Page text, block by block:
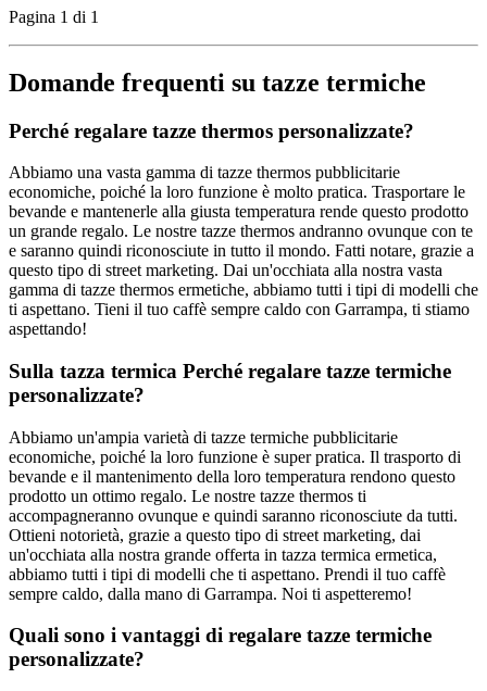
Pagina 1 di 1
Domande frequenti su tazze termiche
Perché regalare tazze thermos personalizzate?
Abbiamo una vasta gamma di tazze thermos pubblicitarie
economiche, poiché la loro funzione è molto pratica. Trasportare le
bevande e mantenerle alla giusta temperatura rende questo prodotto
un grande regalo. Le nostre tazze thermos andranno ovunque con te
e saranno quindi riconosciute in tutto il mondo. Fatti notare, grazie a
questo tipo di street marketing. Dai un'occhiata alla nostra vasta
gamma di tazze thermos ermetiche, abbiamo tutti i tipi di modelli che
ti aspettano. Tieni il tuo caffè sempre caldo con Garrampa, ti stiamo
aspettando!
Sulla tazza termica Perché regalare tazze termiche
personalizzate?
Abbiamo un'ampia varietà di tazze termiche pubblicitarie
economiche, poiché la loro funzione è super pratica. Il trasporto di
bevande e il mantenimento della loro temperatura rendono questo
prodotto un ottimo regalo. Le nostre tazze thermos ti
accompagneranno ovunque e quindi saranno riconosciute da tutti.
Ottieni notorietà, grazie a questo tipo di street marketing, dai
un'occhiata alla nostra grande offerta in tazza termica ermetica,
abbiamo tutti i tipi di modelli che ti aspettano. Prendi il tuo caffè
sempre caldo, dalla mano di Garrampa. Noi ti aspetteremo!
Quali sono i vantaggi di regalare tazze termiche
personalizzate?